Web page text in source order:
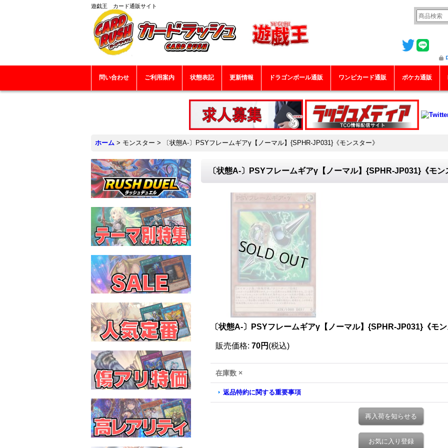
遊戯王 カード通販サイト
問い合わせ ご利用案内 状態表記 更新情報 ドラゴンボール通販 ワンピカード通販 ポケカ通販
ホーム > モンスター > 〔状態A-〕PSYフレームギアγ【ノーマル】{SPHR-JP031}《モンスター》
〔状態A-〕PSYフレームギアγ【ノーマル】{SPHR-JP031}《モン
〔状態A-〕PSYフレームギアγ【ノーマル】{SPHR-JP031}《モン
販売価格: 70円 (税込)
在庫数 ×
返品特約に関する重要事項
再入荷を知らせる
お気に入り登録